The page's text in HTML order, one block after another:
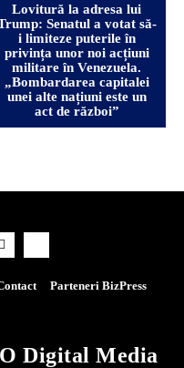
Lovitură la adresa lui
Senatul a votat să-
i limiteze puterile în
privința unor noi acțiuni
militare în Venezuela.
„Bombardarea capitalei
unei alte națiuni este un
act de război”
Parteneri BizPress
Digital Media